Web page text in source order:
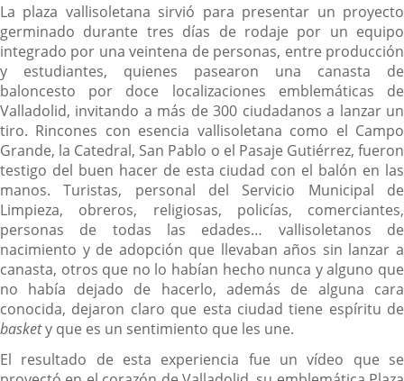
La plaza vallisoletana sirvió para presentar un proyecto
germinado durante tres días de rodaje por un equipo
integrado por una veintena de personas, entre producción
y estudiantes, quienes pasearon una canasta de
baloncesto por doce localizaciones emblemáticas de
Valladolid, invitando a más de 300 ciudadanos a lanzar un
tiro. Rincones con esencia vallisoletana como el Campo
Grande, la Catedral, San Pablo o el Pasaje Gutiérrez, fueron
testigo del buen hacer de esta ciudad con el balón en las
manos. Turistas, personal del Servicio Municipal de
Limpieza, obreros, religiosas, policías, comerciantes,
personas de todas las edades… vallisoletanos de
nacimiento y de adopción que llevaban años sin lanzar a
canasta, otros que no lo habían hecho nunca y alguno que
no había dejado de hacerlo, además de alguna cara
conocida, dejaron claro que esta ciudad tiene espíritu de
baskety que es un sentimiento que les une.
El resultado de esta experiencia fue un vídeo que se